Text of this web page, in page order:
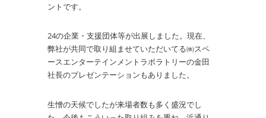
ントです。
24の企業・支援団体等が出展しました。現在、
弊社が共同で取り組ませていただいてる㈱スペ
ースエンターテインメントラボラトリーの金田
社長のプレゼンテーションもありました。
生憎の天候でしたが来場者数も多く盛況でし